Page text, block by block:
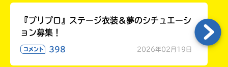
『プリプロ』ステージ衣装＆夢のシチュエーシ
ョン募集！
コメント 398 2026年02月19日